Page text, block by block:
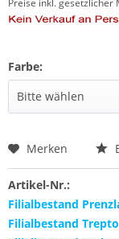
Preise inkl. gesetzlicher
Farbe:
Merken
Artikel-Nr.:
Filialbestand
Filialbestand